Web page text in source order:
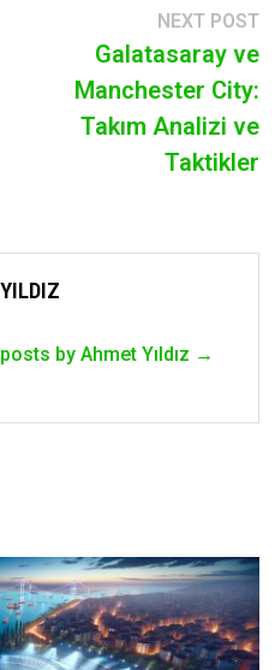
NEXT POST
Galatasaray ve
Manchester City:
Takım Analizi ve
Taktikler
by Ahmet Yıldız →